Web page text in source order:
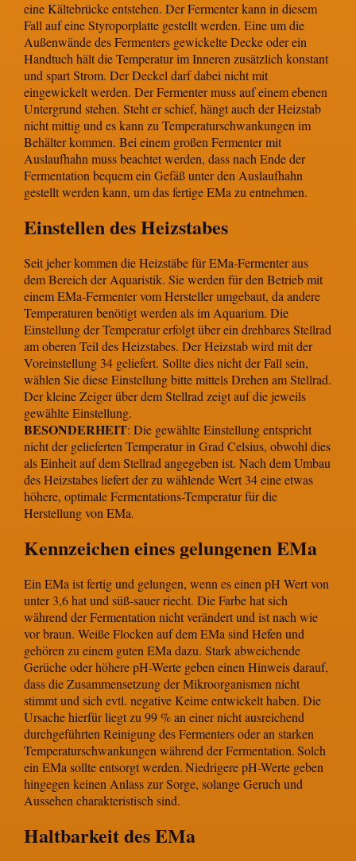
eine Kältebrücke entstehen. Der Fermenter kann in diesem
Fall auf eine Styroporplatte gestellt werden. Eine um die
Außenwände des Fermenters gewickelte Decke oder ein
Handtuch hält die Temperatur im Inneren zusätzlich konstant
und spart Strom. Der Deckel darf dabei nicht mit
eingewickelt werden. Der Fermenter muss auf einem ebenen
Untergrund stehen. Steht er schief, hängt auch der Heizstab
nicht mittig und es kann zu Temperaturschwankungen im
Behälter kommen. Bei einem großen Fermenter mit
Auslaufhahn muss beachtet werden, dass nach Ende der
Fermentation bequem ein Gefäß unter den Auslaufhahn
gestellt werden kann, um das fertige EMa zu entnehmen.
Einstellen des Heizstabes
Seit jeher kommen die Heizstäbe für EMa-Fermenter aus
dem Bereich der Aquaristik. Sie werden für den Betrieb mit
einem EMa-Fermenter vom Hersteller umgebaut, da andere
Temperaturen benötigt werden als im Aquarium. Die
Einstellung der Temperatur erfolgt über ein drehbares Stellrad
am oberen Teil des Heizstabes. Der Heizstab wird mit der
Voreinstellung 34 geliefert. Sollte dies nicht der Fall sein,
wählen Sie diese Einstellung bitte mittels Drehen am Stellrad.
Der kleine Zeiger über dem Stellrad zeigt auf die jeweils
gewählte Einstellung.
BESONDERHEIT: Die gewählte Einstellung entspricht
nicht der gelieferten Temperatur in Grad Celsius, obwohl dies
als Einheit auf dem Stellrad angegeben ist. Nach dem Umbau
des Heizstabes liefert der zu wählende Wert 34 eine etwas
höhere, optimale Fermentations-Temperatur für die
Herstellung von EMa.
Kennzeichen eines gelungenen EMa
Ein EMa ist fertig und gelungen, wenn es einen pH Wert von
unter 3,6 hat und süß-sauer riecht. Die Farbe hat sich
während der Fermentation nicht verändert und ist nach wie
vor braun. Weiße Flocken auf dem EMa sind Hefen und
gehören zu einem guten EMa dazu. Stark abweichende
Gerüche oder höhere pH-Werte geben einen Hinweis darauf,
dass die Zusammensetzung der Mikroorganismen nicht
stimmt und sich evtl. negative Keime entwickelt haben. Die
Ursache hierfür liegt zu 99 % an einer nicht ausreichend
durchgeführten Reinigung des Fermenters oder an starken
Temperaturschwankungen während der Fermentation.Solch
ein EMa sollte entsorgt werden.Niedrigere pH-Werte geben
hingegen keinen Anlass zur Sorge, solange Geruch und
Aussehen charakteristisch sind.
Haltbarkeit des EMa